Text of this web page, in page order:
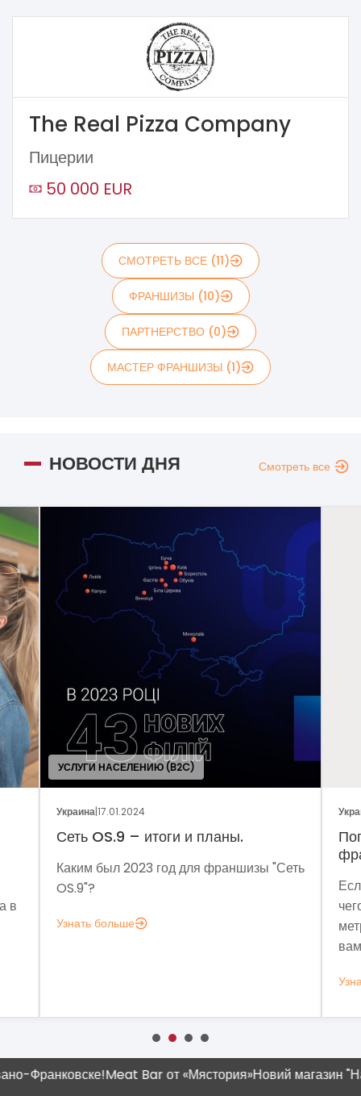
The Real Pizza Company
Пицерии
50 000 EUR
СМОТРЕТЬ ВСЕ (11)
ФРАНШИЗЫ (10)
ПАРТНЕРСТВО (0)
МАСТЕР ФРАНШИЗЫ (1)
НОВОСТИ ДНЯ Смотреть все
УСЛУГИ НАСЕЛЕНИЮ (B2C)
17.01.2024
Сеть OS.9 – итоги и планы.
Каким был 2023 год для франшизы "Сеть
Узнать больше
Если
чего мне
метрик,
вам это
Узнать
Франковске!Meat Bar от «Мястория»Новий магазин "Наш